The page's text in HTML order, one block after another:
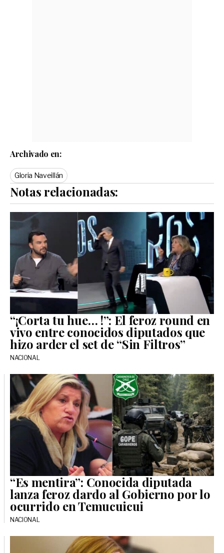
Archivado en:
Gloria Naveillán
Notas relacionadas:
“¡Corta tu hue… !”: El feroz round en
vivo entre conocidos diputados que
hizo arder el set de “Sin Filtros”
NACIONAL
“Es mentira”: Conocida diputada
lanza feroz dardo al Gobierno por lo
ocurrido en Temucuicui
NACIONAL